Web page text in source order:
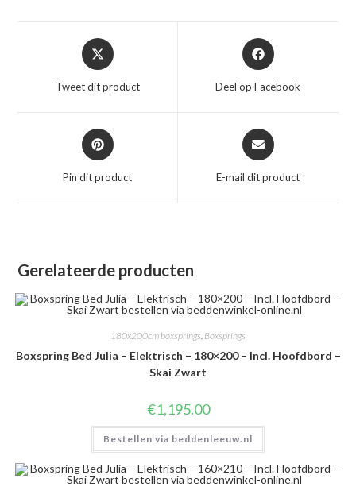
Opent
in
nieuw
Tweet dit product
Opent
in
nieuw
Deel op Facebook
Opent
in
nieuw
Pin dit product
Opent
in
nieuw
E-mail dit product
Gerelateerde producten
180x200cm boxsprings, Boxsprings
Boxspring Bed Julia – Elektrisch – 180×200 – Incl. Hoofdbord –
Skai Zwart
€1,195.00
Bestellen via beddenleeuw.nl